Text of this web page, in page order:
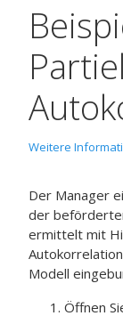
Weitere
Der Manager
der
ermittelt mit
Modell
Öffnen